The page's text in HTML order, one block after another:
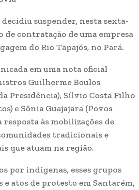
suspender, nesta sexta-
de contratação de uma empresa
do Rio Tapajós, no Pará.
em uma nota oficial
Guilherme Boulos
Presidência), Sílvio Costa Filho
e Sônia Guajajara (Povos
resposta às mobilizações de
tradicionais e
que atuam na região.
por indígenas, esses grupos
e atos de protesto em Santarém,